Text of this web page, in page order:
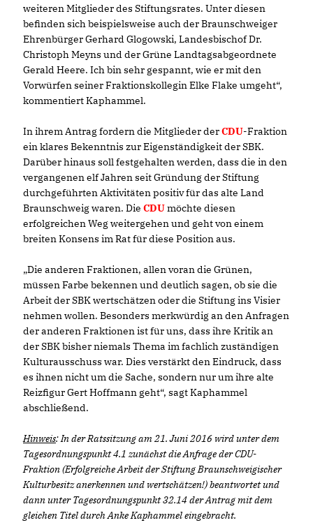
weiteren Mitglieder des Stiftungsrates. Unter diesen
befinden sich beispielsweise auch der Braunschweiger
Ehrenbürger Gerhard Glogowski, Landesbischof Dr.
Christoph Meyns und der Grüne Landtagsabgeordnete
Gerald Heere. Ich bin sehr gespannt, wie er mit den
Vorwürfen seiner Fraktionskollegin Elke Flake umgeht“,
kommentiert Kaphammel.
In ihrem Antrag fordern die Mitglieder derCDU-Fraktion
ein klares Bekenntnis zur Eigenständigkeit der SBK.
Darüber hinaus soll festgehalten werden, dass die in den
vergangenen elf Jahren seit Gründung der Stiftung
durchgeführten Aktivitäten positiv für das alte Land
Braunschweig waren. Die CDUmöchte diesen
erfolgreichen Weg weitergehen und geht von einem
breiten Konsens im Rat für diese Position aus.
Die anderen Fraktionen, allen voran die Grünen,
müssen Farbe bekennen und deutlich sagen, ob sie die
Arbeit der SBK wertschätzen oder die Stiftung ins Visier
nehmen wollen. Besonders merkwürdig an den Anfragen
der anderen Fraktionen ist für uns, dass ihre Kritik an
der SBK bisher niemals Thema im fachlich zuständigen
Kulturausschuss war. Dies verstärkt den Eindruck, dass
es ihnen nicht um die Sache, sondern nur um ihre alte
Reizfigur Gert Hoffmann geht“, sagt Kaphammel
abschließend.
Hinweis: In der Ratssitzung am 21. Juni 2016 wird unter dem
Tagesordnungspunkt 4.1 zunächst die Anfrage der CDU-
Fraktion (Erfolgreiche Arbeit der Stiftung Braunschweigischer
Kulturbesitz anerkennen und wertschätzen!) beantwortet und
dann unter Tagesordnungspunkt 32.14 der Antrag mit dem
gleichen Titel durch Anke Kaphammel eingebracht.